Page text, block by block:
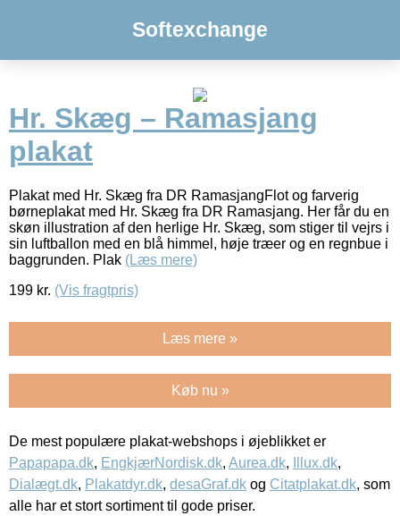
Softexchange
Hr. Skæg – Ramasjang
plakat
Plakat med Hr. Skæg fra DR RamasjangFlot og farverig
børneplakat med Hr. Skæg fra DR Ramasjang. Her får du en
skøn illustration af den herlige Hr. Skæg, som stiger til vejrs i
sin luftballon med en blå himmel, høje træer og en regnbue i
baggrunden. Plak (Læs mere)
199 kr. (Vis fragtpris)
Læs mere »
Køb nu »
De mest populære plakat-webshops i øjeblikket er
Papapapa.dk, EngkjærNordisk.dk, Aurea.dk, Illux.dk,
Dialægt.dk, Plakatdyr.dk, desaGraf.dk og Citatplakat.dk, som
alle har et stort sortiment til gode priser.